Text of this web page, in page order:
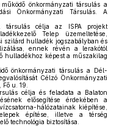
önkormányzati társulás a
Önkormányzati Társulás. A
társulás célja az ISPA projekt
Telep üzemeltetése,
szilárd hulladék jogszabályban és
ennek révén a lerakótól
hulladékhoz képest a műszakilag
önkormányzati társulás a Dél-
Célzó Önkormányzati
u. 19.
célja és feladata a Balaton
elősegítése érdekében a
hálózatainak kiépítése,
építése, illetve a térség
technológia biztosítása.